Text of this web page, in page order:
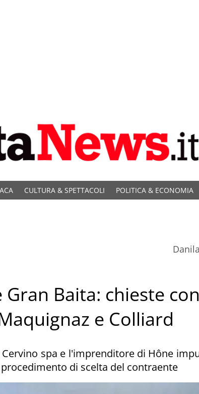
CULTURA & SPETTACOLI POLITICA & ECONOMIA
Baita: chieste
e Colliard
Cervino spa e l'imprenditore di Hône
di scelta del contraente